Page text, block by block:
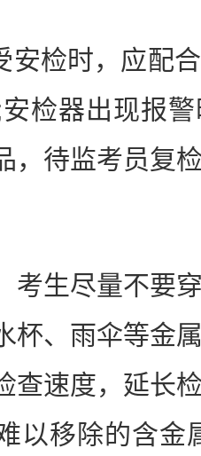
检时，应配合
检器出现报
，待监考员复
生尽量不要穿
杯、雨伞等金
查速度，延长
以移除的含金